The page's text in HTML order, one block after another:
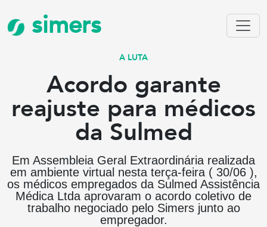
simers
A LUTA
Acordo garante
reajuste para médicos
da Sulmed
Em Assembleia Geral Extraordinária realizada
em ambiente virtual nesta terça-feira ( 30/06 ),
os médicos empregados da Sulmed Assistência
Médica Ltda aprovaram o acordo coletivo de
trabalho negociado pelo Simers junto ao
empregador.